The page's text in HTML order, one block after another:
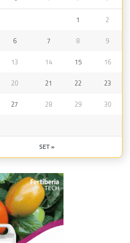
1 2
6 7 8 9
13 14 15 16
20 21 22 23
27 28 29 30
SET »